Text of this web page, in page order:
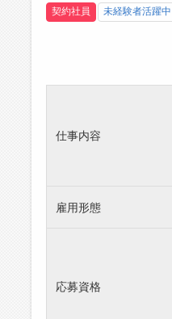
契約社員 未経験者活躍中
仕事内容
雇用形態
応募資格